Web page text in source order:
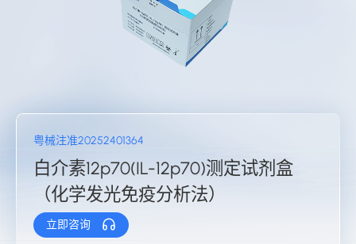
粤械注准20252401364
白介素12p70(IL-12p70)测定试剂盒
（化学发光免疫分析法）
立即咨询